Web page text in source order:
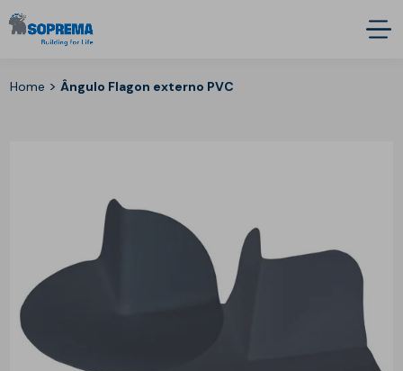
Home >Ângulo Flagon externo PVC